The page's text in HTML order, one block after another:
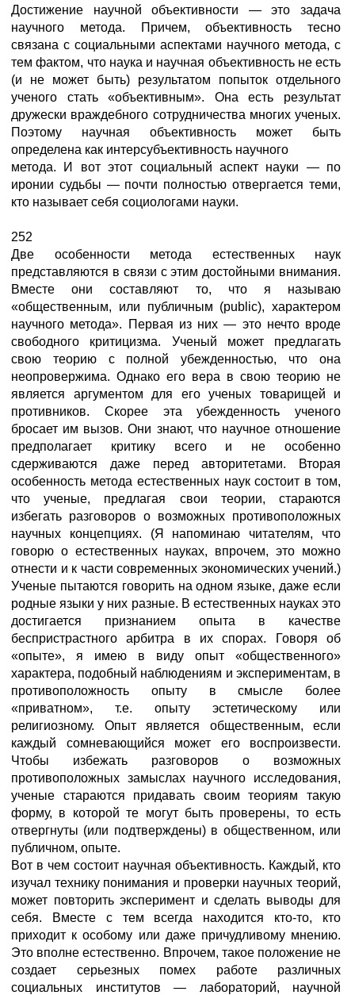
Достижение научной объективности — это задача
научного метода. Причем, объективность тесно
связана с социальными аспектами научного метода, с
тем фактом, что наука и научная объективность не есть
(и не может быть) результатом попыток отдельного
ученого стать «объективным». Она есть результат
дружески враждебного сотрудничества многих ученых.
Поэтому научная объективность может быть
определена как интерсубъективность научного
метода. И вот этот социальный аспект науки — по
иронии судьбы — почти полностью отвергается теми,
кто называет себя социологами науки.
252
Две особенности метода естественных наук
представляются в связи с этим достойными внимания.
Вместе они составляют то, что я называю
«общественным, или публичным (public), характером
научного метода». Первая из них — это нечто вроде
свободного критицизма. Ученый может предлагать
свою теорию с полной убежденностью, что она
неопровержима. Однако его вера в свою теорию не
является аргументом для его ученых товарищей и
противников. Скорее эта убежденность ученого
бросает им вызов. Они знают, что научное отношение
предполагает критику всего и не особенно
сдерживаются даже перед авторитетами. Вторая
особенность метода естественных наук состоит в том,
что ученые, предлагая свои теории, стараются
избегать разговоров о возможных противоположных
научных концепциях. (Я напоминаю читателям, что
говорю о естественных науках, впрочем, это можно
отнести и к части современных экономических учений.)
Ученые пытаются говорить на одном языке, даже если
родные языки у них разные. В естественных науках это
достигается признанием опыта в качестве
беспристрастного арбитра в их спорах. Говоря об
«опыте», я имею в виду опыт «общественного»
характера, подобный наблюдениям и экспериментам, в
противоположность опыту в смысле более
«приватном», т.е. опыту эстетическому или
религиозному. Опыт является общественным, если
каждый сомневающийся может его воспроизвести.
Чтобы избежать разговоров о возможных
противоположных замыслах научного исследования,
ученые стараются придавать своим теориям такую
форму, в которой те могут быть проверены, то есть
отвергнуты (или подтверждены) в общественном, или
публичном, опыте.
Вот в чем состоит научная объективность. Каждый, кто
изучал технику понимания и проверки научных теорий,
может повторить эксперимент и сделать выводы для
себя. Вместе с тем всегда находится кто-то, кто
приходит к особому или даже причудливому мнению.
Это вполне естественно. Впрочем, такое положение не
создает серьезных помех работе различных
социальных институтов — лабораторий, научной